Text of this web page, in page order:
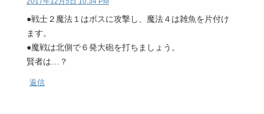
●戦士２魔法１はボスに攻撃し、魔法４は雑魚を片付け
ます。
●魔戦は北側で６発大砲を打ちましょう。
賢者は…？
返信